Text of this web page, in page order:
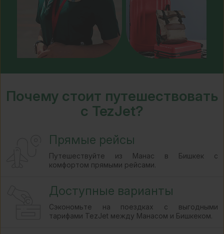
Почему стоит путешествовать
с TezJet?
Прямые рейсы
Путешествуйте из Манас в Бишкек с
комфортом прямыми рейсами.
Доступные варианты
Сэкономьте на поездках с выгодными
тарифами TezJet между Манасом и Бишкеком.